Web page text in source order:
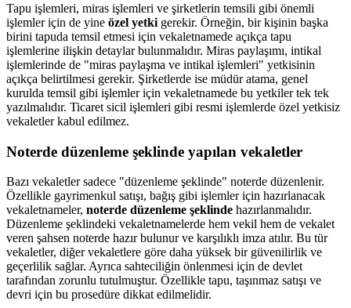
Tapu işlemleri, miras işlemleri ve şirketlerin temsili gibi önemli
işlemler için de yine özel yetki gerekir. Örneğin, bir kişinin başka
birini tapuda temsil etmesi için vekaletnamede açıkça tapu
işlemlerine ilişkin detaylar bulunmalıdır. Miras paylaşımı, intikal
işlemlerinde de "miras paylaşma ve intikal işlemleri" yetkisinin
açıkça belirtilmesi gerekir. Şirketlerde ise müdür atama, genel
kurulda temsil gibi işlemler için vekaletnamede bu yetkiler tek tek
yazılmalıdır. Ticaret sicil işlemleri gibi resmi işlemlerde özel yetkisiz
vekaletler kabul edilmez.
Noterde düzenleme şeklinde yapılan vekaletler
Bazı vekaletler sadece "düzenleme şeklinde" noterde düzenlenir.
Özellikle gayrimenkul satışı, bağış gibi işlemler için hazırlanacak
vekaletnameler, noterde düzenleme şeklinde hazırlanmalıdır.
Düzenleme şeklindeki vekaletnamelerde hem vekil hem de vekalet
veren şahsen noterde hazır bulunur ve karşılıklı imza atılır. Bu tür
vekaletler, diğer vekaletlere göre daha yüksek bir güvenilirlik ve
geçerlilik sağlar. Ayrıca sahteciliğin önlenmesi için de devlet
tarafından zorunlu tutulmuştur. Özellikle tapu, taşınmaz satışı ve
devri için bu prosedüre dikkat edilmelidir.